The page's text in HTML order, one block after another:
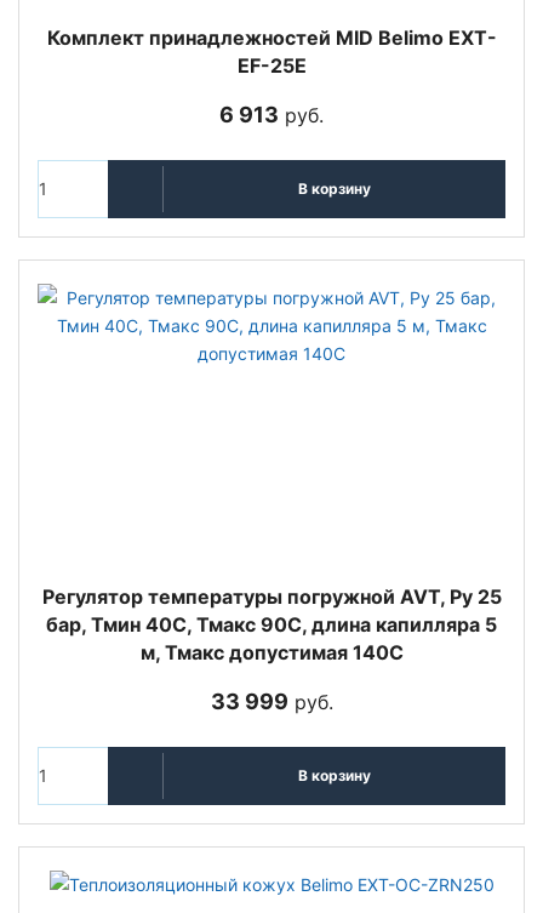
Комплект принадлежностей MID Belimo EXT-
EF-25E
6 913 руб.
В корзину
Регулятор температуры погружной AVT, Ру 25
бар, Тмин 40С, Тмакс 90С, длина капилляра 5
м, Тмакс допустимая 140С
33 999 руб.
В корзину